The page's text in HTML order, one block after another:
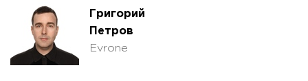
Григорий
Петров
Evrone